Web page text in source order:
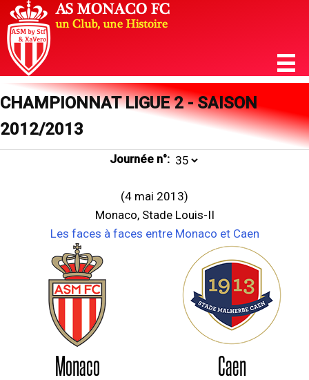
CHAMPIONNAT LIGUE 2 - SAISON
2012/2013
Journée n°:
(4 mai 2013)
Monaco, Stade Louis-II
Les faces à faces entre Monaco et Caen
Monaco Caen